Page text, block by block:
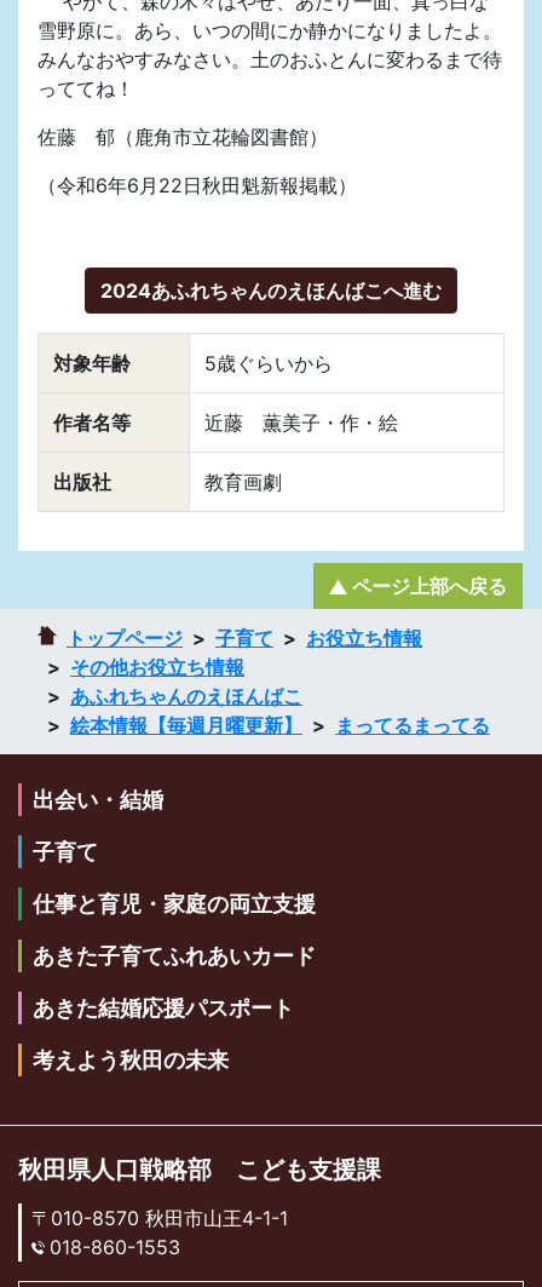
雪野原に。あら、いつの間にか静かになりましたよ。
みんなおやすみなさい。土のおふとんに変わるまで待
っててね！
佐藤 郁（鹿角市立花輪図書館）
（令和6年6月22日秋田魁新報掲載）
2024あふれちゃんのえほんばこへ進む
対象年齢 5歳ぐらいから
作者名等 近藤 薫美子・作・絵
出版社 教育画劇
トップページ 子育て
お役立ち情報
その他お役立ち情報
あふれちゃんのえほんばこ
絵本情報【毎週月曜更新】
まってるまってる
ページ上部へ戻る
出会い・結婚
子育て
仕事と育児・家庭の両立支援
あきた子育てふれあいカード
あきた結婚応援パスポート
考えよう秋田の未来
秋田県人口戦略部 こども支援課
〒010-8570 秋田市山王4-1-1
018-860-1553